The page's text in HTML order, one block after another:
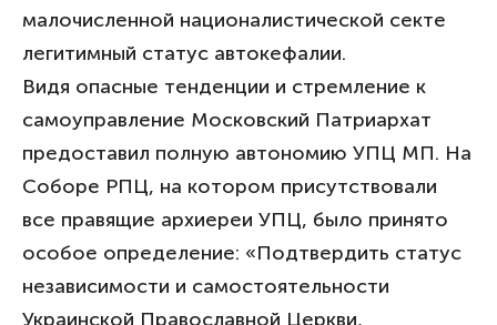
малочисленной националистической секте
легитимный статус автокефалии.
Видя опасные тенденции и стремление к
самоуправление Московский Патриархат
предоставил полную автономию УПЦ МП. На
Соборе РПЦ, на котором присутствовали
все правящие архиереи УПЦ, было принято
особое определение: «Подтвердить статус
независимости и самостоятельности
Украинской Православной Церкви,